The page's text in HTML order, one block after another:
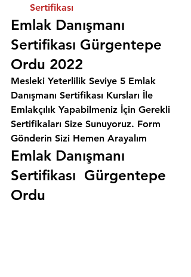
Sertifikası
Emlak Danışmanı
Sertifikası Gürgentepe
Ordu 2022
Mesleki Yeterlilik Seviye 5 Emlak
Danışmanı Sertifikası Kursları İle
Emlakçılık Yapabilmeniz İçin Gerekli
Sertifikaları Size Sunuyoruz. Form
Gönderin Sizi Hemen Arayalım
Emlak Danışmanı
Sertifikası  Gürgentepe
Ordu